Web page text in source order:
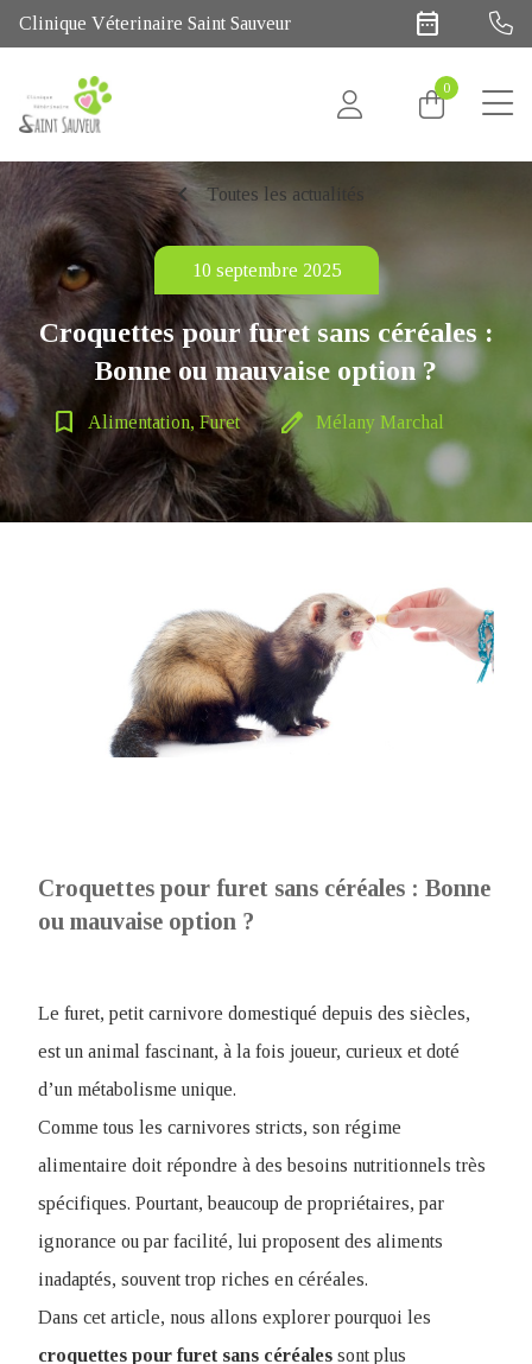
Clinique Véterinaire Saint Sauveur date_range
0
chevron_left Toutes les actualités
10 septembre 2025
Croquettes pour furet sans céréales :
Bonne ou mauvaise option ?
bookmark_border Alimentation, Furet edit Mélany Marchal
Croquettes pour furet sans céréales : Bonne
ou mauvaise option ?
Le furet, petit carnivore domestiqué depuis des siècles,
est un animal fascinant, à la fois joueur, curieux et doté
d’un métabolisme unique.
Comme tous les carnivores stricts, son régime
alimentaire doit répondre à des besoins nutritionnels très
spécifiques. Pourtant, beaucoup de propriétaires, par
ignorance ou par facilité, lui proposent des aliments
inadaptés, souvent trop riches en céréales.
Dans cet article, nous allons explorer pourquoi les
croquettes pour furet sans céréales sont plus